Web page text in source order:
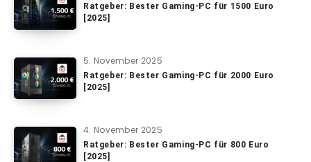
Ratgeber: Bester Gaming-PC für 1500 Euro
[2025]
5. November 2025
Ratgeber: Bester Gaming-PC für 2000 Euro
[2025]
4. November 2025
Ratgeber: Bester Gaming-PC für 800 Euro
[2025]